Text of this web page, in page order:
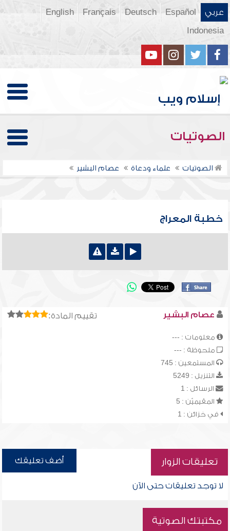
عربي Español
Deutsch
Français
English
Indonesia
الصوتيات
الصوتيات علماء ودعاة عصام البشير
خطبة المعراج
تقييم المادة: عصام البشير
معلومات : ---
ملحوظة : ---
المستمعين : 745
التنزيل : 5249
الرسائل : 1
المقيميّن : 5
في خزائن : 1
تعليقات الزوار أضف تعليقك
لا توجد تعليقات حتى الآن
مكتبتك الصوتية